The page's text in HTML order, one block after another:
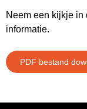
Neem een kijkje
informatie.
PDF bestand